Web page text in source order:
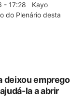
- 17:28 Kayo
do Plenário desta
deixou emprego
la a abrir